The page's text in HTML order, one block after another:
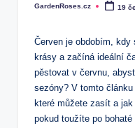
Posted
GardenRoses.cz 19
Červen je obdobím, kdy
krásy a začíná ideální
pěstovat v červnu,
sezóny? V tomto
které můžete zasít a
pokud toužíte po